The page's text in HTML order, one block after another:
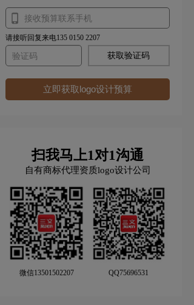
请接听回复来电135 0150 2207
获取验证码
立即获取logo设计预算
扫我马上1对1沟通
自有商标代理资质logo设计公司
微信13501502207 QQ75696531